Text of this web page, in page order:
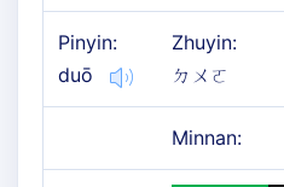
Pinyin:
duō
Zhuyin:
ㄉㄨㄛ
Minnan: